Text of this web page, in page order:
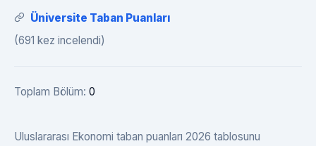
Üniversite Taban Puanları
(691 kez incelendi)
Toplam Bölüm: 0
Uluslararası Ekonomi taban puanları 2026 tablosunu